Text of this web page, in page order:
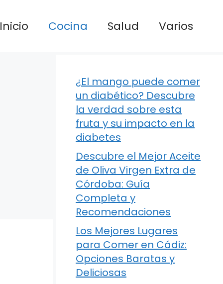
Inicio Cocina Salud Varios
¿El mango puede comer
un diabético? Descubre
la verdad sobre esta
fruta y su impacto en la
diabetes
Descubre el Mejor Aceite
de Oliva Virgen Extra de
Córdoba: Guía
Completa y
Recomendaciones
Los Mejores Lugares
para Comer en Cádiz:
Opciones Baratas y
Deliciosas